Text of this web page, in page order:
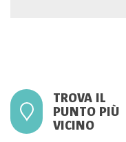
TROVA IL
PUNTO PIÙ
VICINO